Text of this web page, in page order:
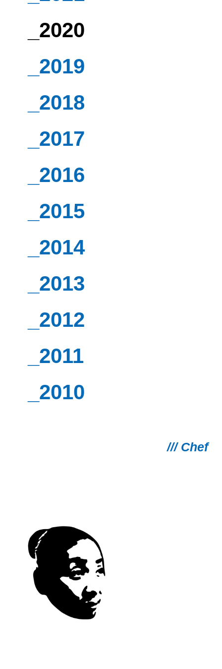
_2020
_2019
_2018
_2017
_2016
_2015
_2014
_2013
_2012
_2011
_2010
/// Chef